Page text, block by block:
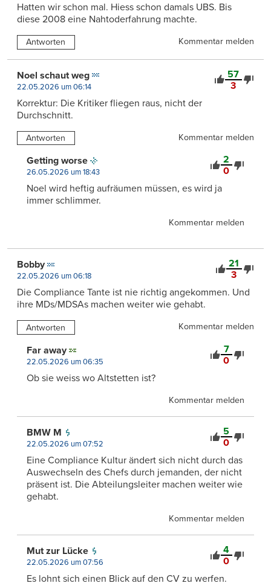
Hatten wir schon mal. Hiess schon damals UBS. Bis
diese 2008 eine Nahtoderfahrung machte.
Antworten Kommentar melden
57
3
Noel schaut weg
22.05.2026 um 06:14
Korrektur: Die Kritiker fliegen raus, nicht der
Durchschnitt.
Antworten Kommentar melden
2
0
Getting worse
26.05.2026 um 18:43
Noel wird heftig aufräumen müssen, es wird ja
immer schlimmer.
Kommentar melden
21
3
Bobby
22.05.2026 um 06:18
Die Compliance Tante ist nie richtig angekommen. Und
ihre MDs/MDSAs machen weiter wie gehabt.
Antworten Kommentar melden
7
0
Far away
22.05.2026 um 06:35
Ob sie weiss wo Altstetten ist?
Kommentar melden
5
0
BMW M
22.05.2026 um 07:52
Eine Compliance Kultur ändert sich nicht durch das
Auswechseln des Chefs durch jemanden, der nicht
präsent ist. Die Abteilungsleiter machen weiter wie
gehabt.
Kommentar melden
4
0
Mut zur Lücke
22.05.2026 um 07:56
Es lohnt sich einen Blick auf den CV zu werfen.